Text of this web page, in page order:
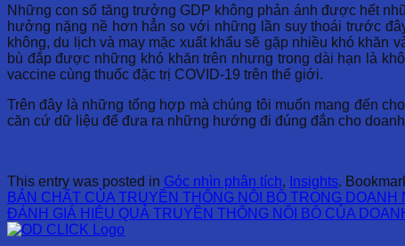
Những con số tăng trưởng GDP không phản ánh được hết
hưởng nặng nề hơn hẳn so với những lần suy thoái trước
không, du lịch và may mặc xuất khẩu sẽ gặp nhiều khó
bù đắp được những khó khăn trên nhưng trong dài hạn là
vaccine cùng thuốc đặc trị COVID-19 trên thế giới.
Trên đây là những tổng hợp mà chúng tôi muốn mang đến
căn cứ dữ liệu để đưa ra những hướng đi đúng đắn cho
This entry was posted in Góc nhìn phân tích, Insights.
BẢN CHẤT CỦA TRUYỀN THÔNG NỘI BỘ TRONG DOANH
ĐÁNH GIÁ HIỆU QUẢ TRUYỀN THÔNG NỘI BỘ CỦA